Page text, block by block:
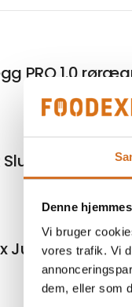
Denne
Vi bruger
vores trafik. Vi
dem, eller som
PRO 1.0
Slush ice
Juicepressere